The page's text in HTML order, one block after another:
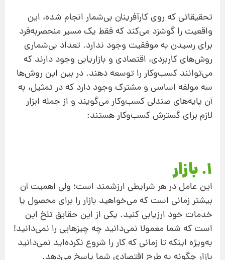
تحقیقاتی که روی کارآفرینان بی‌شمار انجام شده، این
واقعیت را گوشزد می‌کند که فقط یک مسیر منحصربه‌فرد
برای رسیدن به موفقیت وجود ندارد. تعداد بی‌شماری
روش‌های کاربردی، اقتصادی و بازاریابی وجود دارند که
می‌توانند کسب‌وکار را توسعه دهند. در بین این روش‌ها
سه مولفه اساسی و مشترک وجود دارد که در تمثیل، به
آن پایه‌های صندلی کسب‌وکار می‌گویند و از جمله ابزار
لازم برای گسترش کسب‌وکار هستند:
1. بازار
این عامل در هر شرایطی ارزشمند است؛ ولی اهمیت آن
بیشتر زمانی است که می‌خواهید بازار را برای محصول یا
خدمات خود ارزیابی کنید. یکی از این حقایق تلخ این
است که شما معمولا نمی‌دانید چه چیزهایی را نمی‌دانید!
به‌ویژه اینکه تا زمانی که کار را شروع نکرده‌اید نمی‌دانید